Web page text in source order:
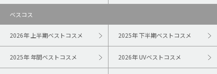
ベスコス
2026年 上半期ベストコスメ 2025年 下半期ベストコスメ
2025年 年間ベストコスメ 2026年 UVベストコスメ